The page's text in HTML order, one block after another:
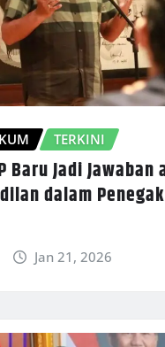
TERKINI
Baru Jadi Jawaban
dalam
Jan 21, 2026